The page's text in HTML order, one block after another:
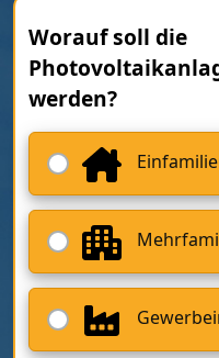
Worauf soll die
werden?